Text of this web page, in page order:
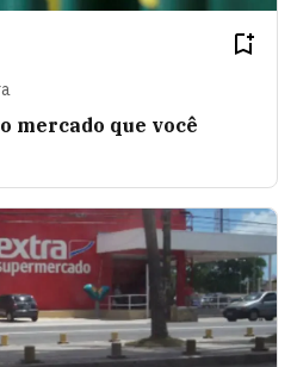
mercado que você